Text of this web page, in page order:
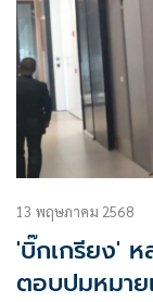
13 พฤษภาคม 2568
'บิ๊กเกรียง'
ตอบปมหมาย